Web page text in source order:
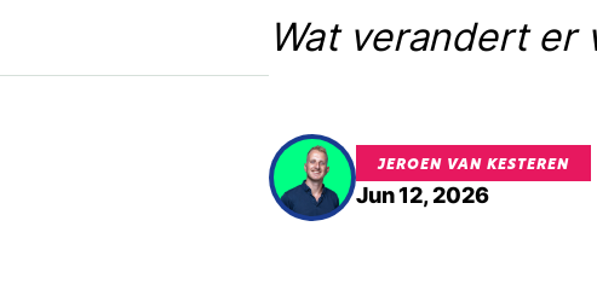
Wat verandert er
JEROEN VAN KESTEREN
Jun 12, 2026